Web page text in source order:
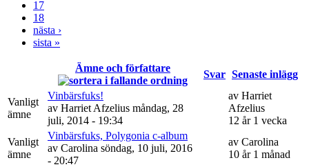
17
18
nästa ›
sista »
Ämne och författare
Svar Senaste inlägg
Vanligt
ämne
Vinbärsfuks!
av Harriet Afzelius måndag, 28
juli, 2014 - 19:34
av Harriet
Afzelius
12 år 1 vecka
Vanligt
ämne
Vinbärsfuks, Polygonia c-album
av Carolina söndag, 10 juli, 2016
- 20:47
av Carolina
10 år 1 månad